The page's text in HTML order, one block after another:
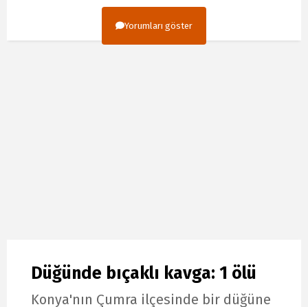
Yorumları göster
Düğünde bıçaklı kavga: 1 ölü
Konya'nın Çumra ilçesinde bir düğüne